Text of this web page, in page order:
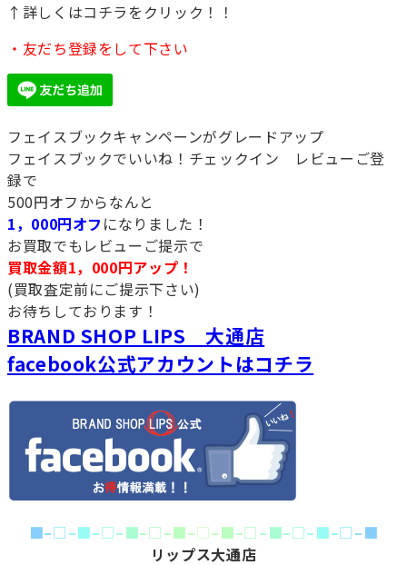
↑詳しくはコチラをクリック！！
・友だち登録をして下さい
フェイスブックキャンペーンがグレードアップ
フェイスブックでいいね！チェックイン レビューご登
録で
500円オフからなんと
1，000円オフ になりました！
お買取でもレビューご提示で
買取金額1，000円アップ！
(買取査定前にご提示下さい)
お待ちしております！
BRAND SHOP LIPS 大通店
facebook公式アカウントはコチラ
■–□–■–□–■–□–■–□–■–□–■–□–■–□–■
リップス大通店